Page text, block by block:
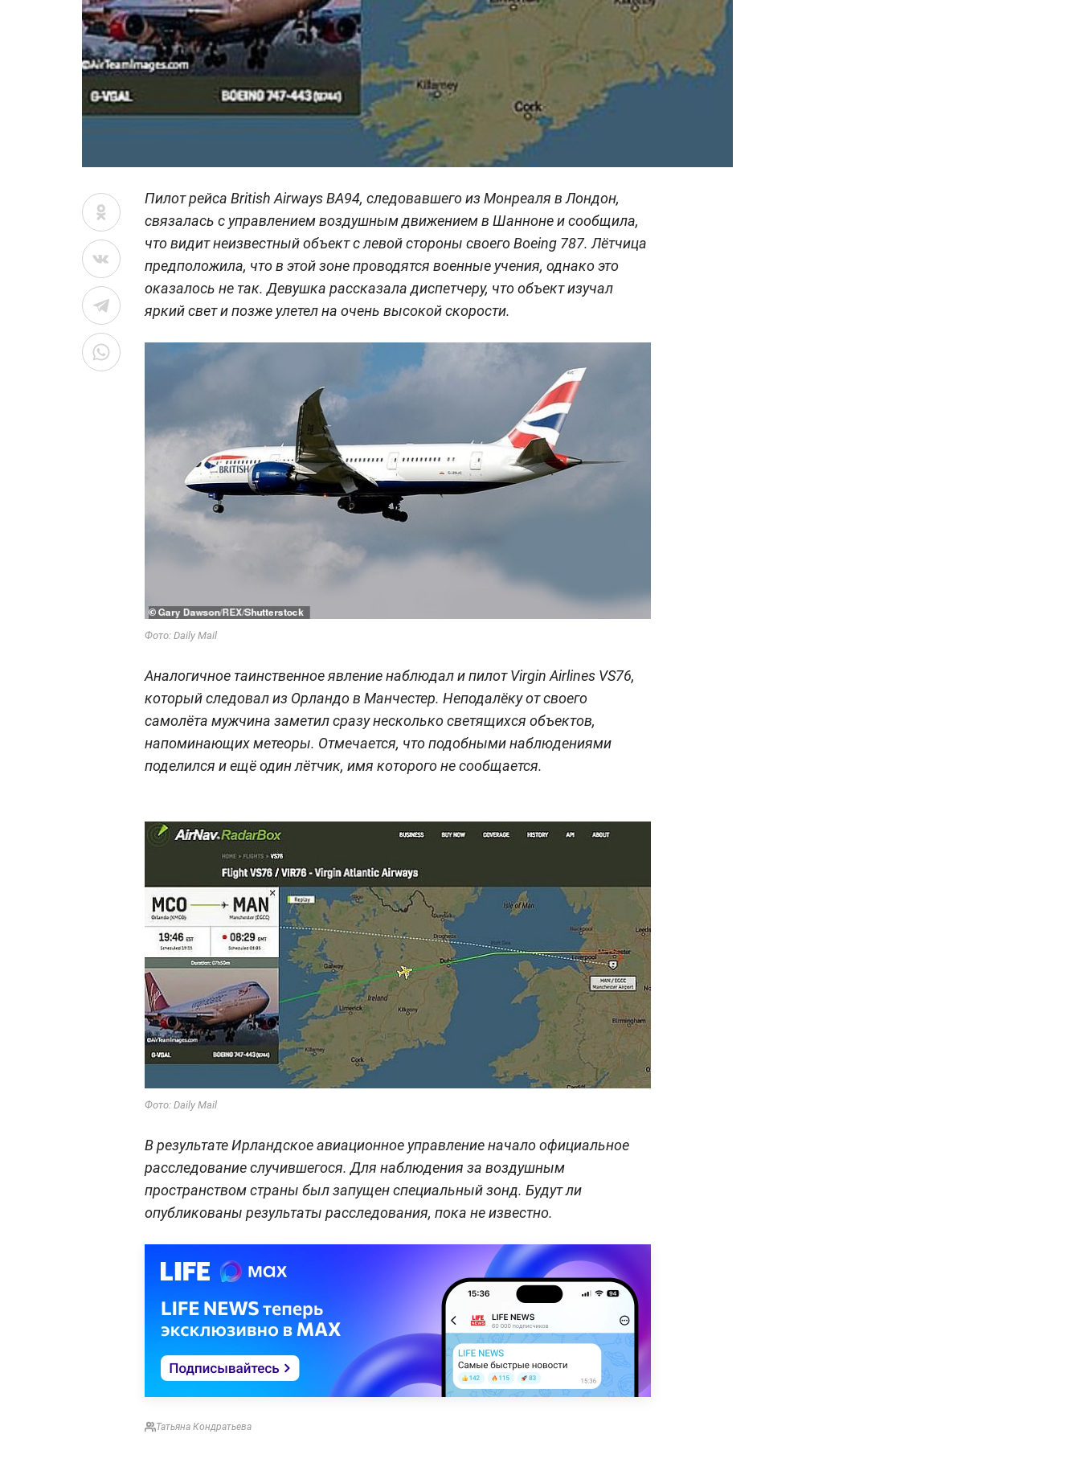
Пилот рейса British Airways BA94, следовавшего из Монреаля в Лондон,
связалась с управлением воздушным движением в Шанноне и сообщила,
что видит неизвестный объект с левой стороны своего Boeing 787. Лётчица
предположила, что в этой зоне проводятся военные учения, однако это
оказалось не так. Девушка рассказала диспетчеру, что объект изучал
яркий свет и позже улетел на очень высокой скорости.
Фото: Daily Mail
Аналогичное таинственное явление наблюдал и пилот Virgin Airlines VS76,
который следовал из Орландо в Манчестер. Неподалёку от своего
самолёта мужчина заметил сразу несколько светящихся объектов,
напоминающих метеоры. Отмечается, что подобными наблюдениями
поделился и ещё один лётчик, имя которого не сообщается.
Фото: Daily Mail
В результате Ирландское авиационное управление начало официальное
расследование случившегося. Для наблюдения за воздушным
пространством страны был запущен специальный зонд. Будут ли
опубликованы результаты расследования, пока не известно.
Татьяна Кондратьева